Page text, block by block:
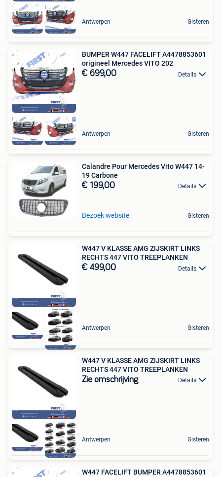
Antwerpen Gisteren
BUMPER W447 FACELIFT A4478853601
origineel Mercedes VITO 202
€ 699,00 Details
Antwerpen Gisteren
Calandre Pour Mercedes Vito W447 14-
19 Carbone
€ 199,00 Details
Bezoek website Gisteren
W447 V KLASSE AMG ZIJSKIRT LINKS
RECHTS 447 VITO TREEPLANKEN
€ 499,00 Details
Antwerpen Gisteren
W447 V KLASSE AMG ZIJSKIRT LINKS
RECHTS 447 VITO TREEPLANKEN
Zie omschrijving Details
Antwerpen Gisteren
W447 FACELIFT BUMPER A4478853601